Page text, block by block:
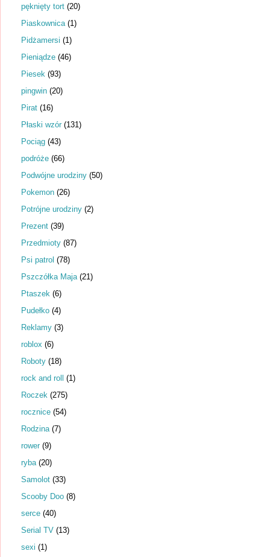
pęknięty tort (20)
Piaskownica (1)
Pidżamersi (1)
Pieniądze (46)
Piesek (93)
pingwin (20)
Pirat (16)
Płaski wzór (131)
Pociąg (43)
podróże (66)
Podwójne urodziny (50)
Pokemon (26)
Potrójne urodziny (2)
Prezent (39)
Przedmioty (87)
Psi patrol (78)
Pszczółka Maja (21)
Ptaszek (6)
Pudełko (4)
Reklamy (3)
roblox (6)
Roboty (18)
rock and roll (1)
Roczek (275)
rocznice (54)
Rodzina (7)
rower (9)
ryba (20)
Samolot (33)
Scooby Doo (8)
serce (40)
Serial TV (13)
sexi (1)